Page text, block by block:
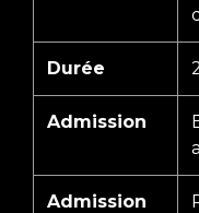
Durée
Admission
Admission